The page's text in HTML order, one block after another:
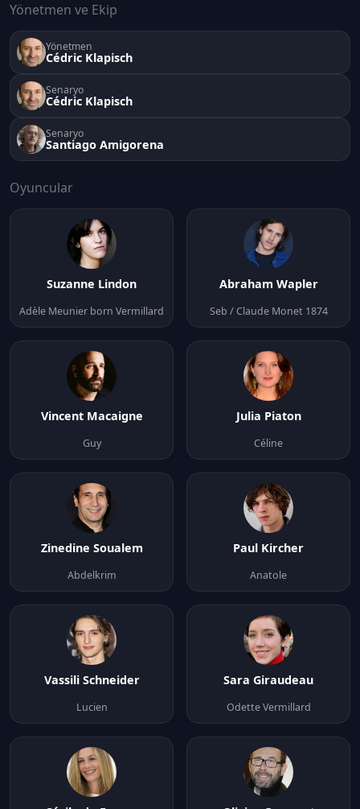
Yönetmen ve Ekip
Yönetmen
Cédric Klapisch
Senaryo
Cédric Klapisch
Senaryo
Santiago Amigorena
Oyuncular
Suzanne Lindon
Adèle Meunier born Vermillard
Abraham Wapler
Seb / Claude Monet 1874
Vincent Macaigne
Guy
Julia Piaton
Céline
Zinedine Soualem
Abdelkrim
Paul Kircher
Anatole
Vassili Schneider
Lucien
Sara Giraudeau
Odette Vermillard